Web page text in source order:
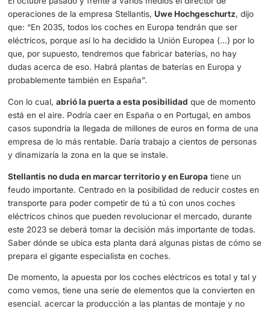
Stellantis tiene una apuesta marcada en Europa, el
el que ya ha anunciado la creación de otras fábricas de
para coches eléctricos. En concreto, Francia, Alemania
través deAutomotive Cells Company (ACC), serán los
de este importante elemento de todo coche eléctrico a
que se materialice la fábrica que puede llegar a España.
España y Portugal luchan por una planta de baterías
eléctricos
El octubre pasado y frente a varios medios el director de
que: “En 2035, todos los coches en Europa tendrán que
eléctricos, porque así lo ha decidido la Unión Europea
que, por supuesto, tendremos que fabricar baterías, no
dudas acerca de eso. Habrá plantas de baterías en
probablemente también en España”.
Con lo cual,abrió la puerta a esta posibilidadque de
está en el aire. Podría caer en España o en Portugal, en
casos supondría la llegada de millones de euros en